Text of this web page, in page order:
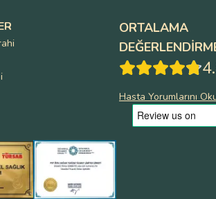
ORTALAMA
Hasta Yorumlarını